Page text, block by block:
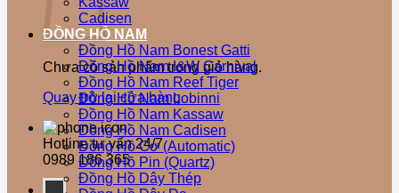
Chưa có sản phẩm trong giỏ hàng.
Quay trở lại cửa hàng
Hotline tư vấn 24/7
0989 186 365
Cadisen
ĐỒNG HỒ NAM
Đồng Hồ Nam Bonest Gatti
Đồng Hồ Nam I&W Carnival
Đồng Hồ Nam Reef Tiger
Đồng Hồ Nam Lobinni
Đồng Hồ Nam Kassaw
Đồng Hồ Nam Cadisen
Đồng Hồ Cơ (Automatic)
Đồng Hồ Pin (Quartz)
Đồng Hồ Dây Thép